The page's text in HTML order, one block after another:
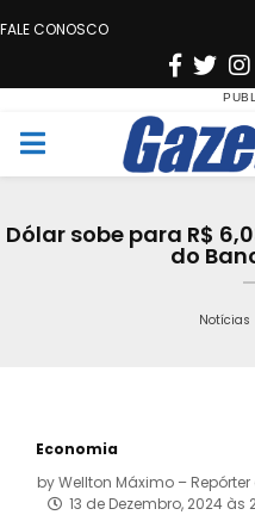
FALE CONOSCO
F
c
e
o
T
w
i
t
e
M
Dólar sobe para R$
do
Notícias
Economia
byWellton Máximo –
13 de Dezembro, 2024 às